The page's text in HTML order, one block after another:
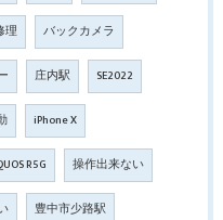
理 バックカメラ
庄内駅 SE2022
iPhone X
R5G 操作出来ない
豊中市少路駅